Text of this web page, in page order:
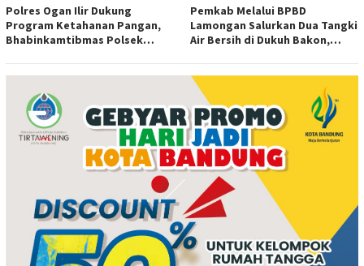
Polres Ogan Ilir Dukung
Program Ketahanan Pangan,
Bhabinkamtibmas Polsek
Jagung Pipil di Desa Sungai
Pemkab Melalui BPBD
Lamongan Salurkan Dua Tangki
Air Bersih di Dukuh Bakon,